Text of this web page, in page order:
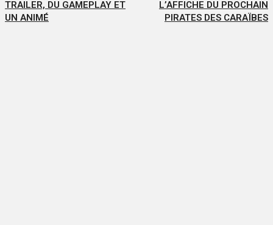
TRAILER, DU GAMEPLAY ET
UN ANIMÉ
L’AFFICHE DU PROCHAIN
PIRATES DES CARAÏBES